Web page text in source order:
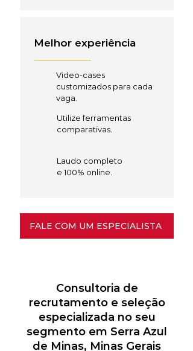
Melhor experiência
Video-cases
customizados para cada
vaga.
Utilize ferramentas
comparativas.
Laudo completo
e 100% online.
FALE COM UM ESPECIALISTA
Consultoria de
recrutamento e seleção
especializada no seu
segmento em Serra Azul
de Minas, Minas Gerais